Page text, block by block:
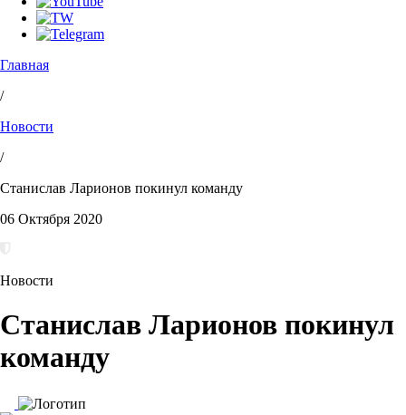
Главная
/
Новости
/
Станислав Ларионов покинул команду
06 Октября 2020
Новости
Станислав Ларионов покинул
команду